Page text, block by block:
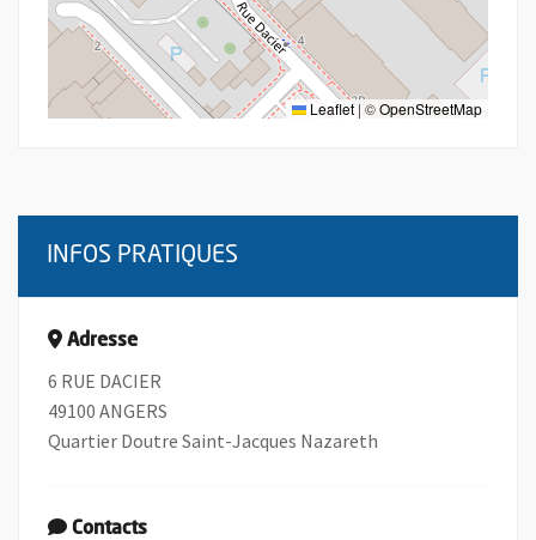
Leaflet|©OpenStreetMap
INFOS PRATIQUES
Adresse
6 RUE DACIER
49100 ANGERS
Quartier Doutre Saint-Jacques Nazareth
Contacts